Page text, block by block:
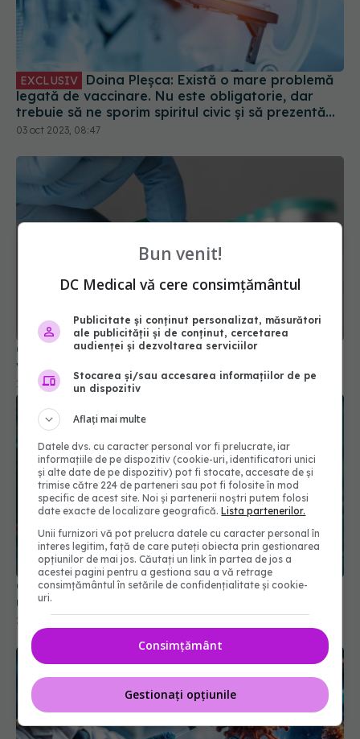
EXCLUSIV
legată de vaccinare. Nu este obligatorie, dar
trebuie să ne sporim spiritul civic și să prezentăm
corect minusurile și plusurile fiecărui vaccin
03 oct 2023, 08:47
Canada anulează acordul pentru fabricarea
vaccinurilor Novavax Covid-19
12 mar 2025, 09:37
Greșeala teribilă din pandemia de COVID care a
ucis zeci de mii de oameni
21 noi 2025, 18:08
Bun venit!
DC Medical vă cere consimțământul
Publicitate și conținut personalizat, măsurători
ale publicității și de conținut, cercetarea
audienței și dezvoltarea serviciilor
Stocarea și/sau accesarea informațiilor de pe
un dispozitiv
Aflați mai multe
Datele dvs. cu caracter personal vor fi prelucrate, iar
informațiile de pe dispozitiv (cookie-uri, identificatori unici
și alte date de pe dispozitiv) pot fi stocate, accesate de și
trimise către 224 de parteneri sau pot fi folosite în mod
specific de acest site. Noi și partenerii noștri putem folosi
date exacte de localizare geografică.Lista partenerilor.
Unii furnizori vă pot prelucra datele cu caracter personal în
interes legitim, față de care puteți obiecta prin gestionarea
opțiunilor de mai jos. Căutați un link în partea de jos a
acestei pagini pentru a gestiona sau a vă retrage
consimțământul în setările de confidențialitate și cookie-
uri.
Consimțământ
Gestionați opțiunile